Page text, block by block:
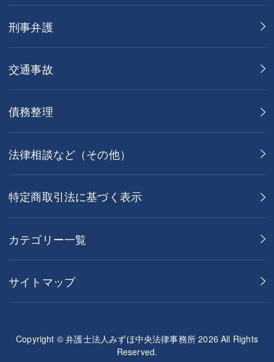
刑事弁護
交通事故
債務整理
法律相談など（その他）
特定商取引法に基づく表示
カテゴリー一覧
サイトマップ
Copyright © 弁護士法人みずほ中央法律事務所 2026 All Rights
Reserved.